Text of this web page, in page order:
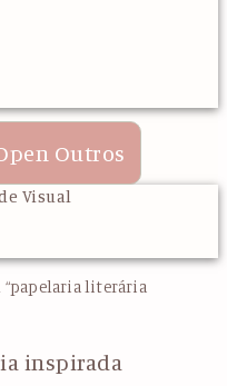
Outros
Visual
literária
inspirada